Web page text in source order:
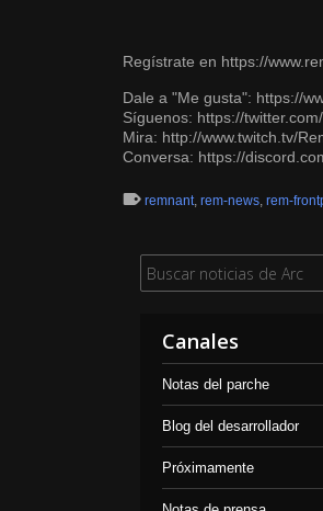
Regístrate en https://
Dale a "Me gusta": https://
Síguenos: https://
Mira: http://www.twitch.tv/
Conversa: https://
remnant, rem-news, rem-
Canales
Notas del parche
Blog del desarrollador
Próximamente